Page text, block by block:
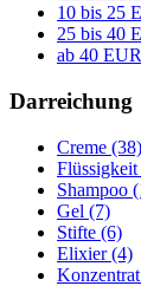
10 bis 25
25 bis 40
ab 40
Darreichung
Creme (38)
Shampoo
Gel (7)
Stifte (6)
Elixier (4)